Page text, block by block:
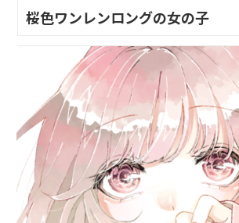
桜色ワンレンロングの女の子